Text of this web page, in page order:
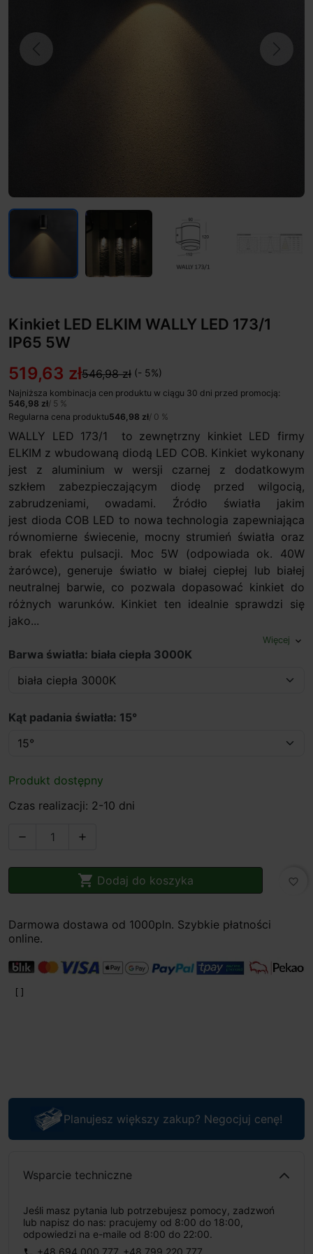
Previous Next
Kinkiet LED ELKIM WALLY LED 173/1
IP65 5W
519,63 zł546,98 zł (- 5%)
Najniższa kombinacja cen produktu w ciągu 30 dni przed promocją:
546,98 zł/ 5 %
Regularna cena produktu546,98 zł/ 0 %
WALLY LED 173/1 to zewnętrzny kinkiet LED firmy
ELKIM z wbudowaną diodą LED COB. Kinkiet wykonany
jest z aluminium w wersji czarnej z dodatkowym
szkłem zabezpieczającym diodę przed wilgocią,
zabrudzeniami, owadami. Źródło światła jakim
jest dioda COB LED to nowa technologia zapewniająca
równomierne świecenie, mocny strumień światła oraz
brak efektu pulsacji. Moc 5W (odpowiada ok. 40W
żarówce), generuje światło w białej ciepłej lub białej
neutralnej barwie, co pozwala dopasować kinkiet do
różnych warunków. Kinkiet ten idealnie sprawdzi się
jako...
Więcej expand_more
Barwa światła: biała ciepła 3000K
Kąt padania światła: 15°
Produkt dostępny
Czas realizacji: 2-10 dni
 
 Dodaj do koszyka favorite_border
Darmowa dostawa od 1000pln. Szybkie płatności
online.
Planujesz większy zakup? Negocjuj cenę!
Wsparcie techniczne
Jeśli masz pytania lub potrzebujesz pomocy, zadzwoń
lub napisz do nas: pracujemy od 8:00 do 18:00,
odpowiedzi na e-maile od 8:00 do 22:00.